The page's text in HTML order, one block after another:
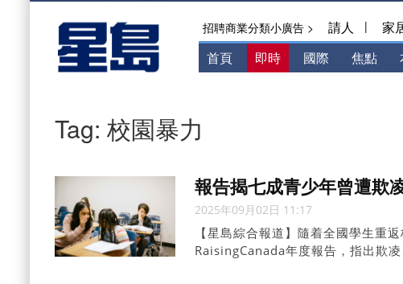
招聘商業分類小廣告 > 請人 | 家
首頁 即時 國際 焦點
Tag: 校園暴力
報告揭七成青少年曾遭欺
2025年09月02日 11:17
【星島綜合報道】隨着全國學生重
RaisingCanada年度報告，指出欺